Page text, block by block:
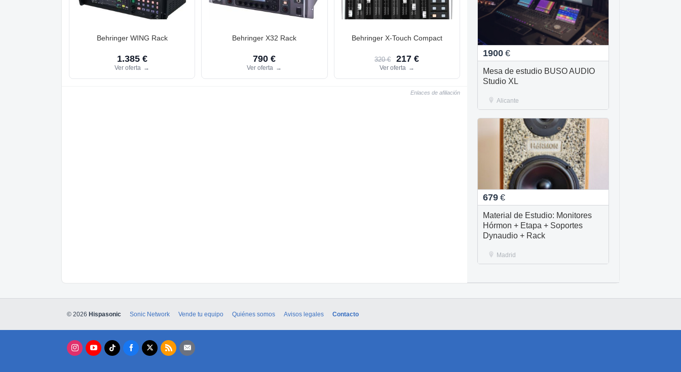
Behringer WING Rack
1.385 €
Ver oferta →
Behringer X32 Rack
790 €
Ver oferta →
Behringer X-Touch Compact
320 € 217 €
Ver oferta →
Enlaces de afiliación
1900 €
Mesa de estudio BUSO AUDIO
Studio XL
Alicante
679 €
Material de Estudio: Monitores
Hórmon + Etapa + Soportes
Dynaudio + Rack
Madrid
© 2026 Hispasonic Sonic Network Vende tu equipo Quiénes somos Avisos legales Contacto